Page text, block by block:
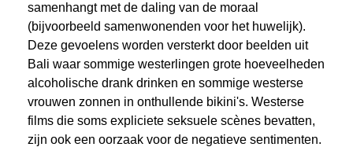
samenhangt met de daling van de moraal
(bijvoorbeeld samenwonenden voor het huwelijk).
Deze gevoelens worden versterkt door beelden uit
Bali waar sommige westerlingen grote hoeveelheden
alcoholische drank drinken en sommige westerse
vrouwen zonnen in onthullende bikini's. Westerse
films die soms expliciete seksuele scènes bevatten,
zijn ook een oorzaak voor de negatieve sentimenten.